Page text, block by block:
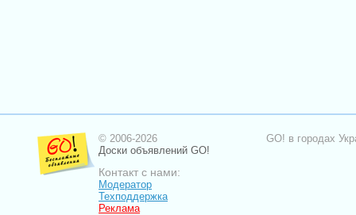
© 2006-2026
Доски объявлений GO!
Контакт с нами:
Модератор
Техподдержка
Реклама
GO! в городах